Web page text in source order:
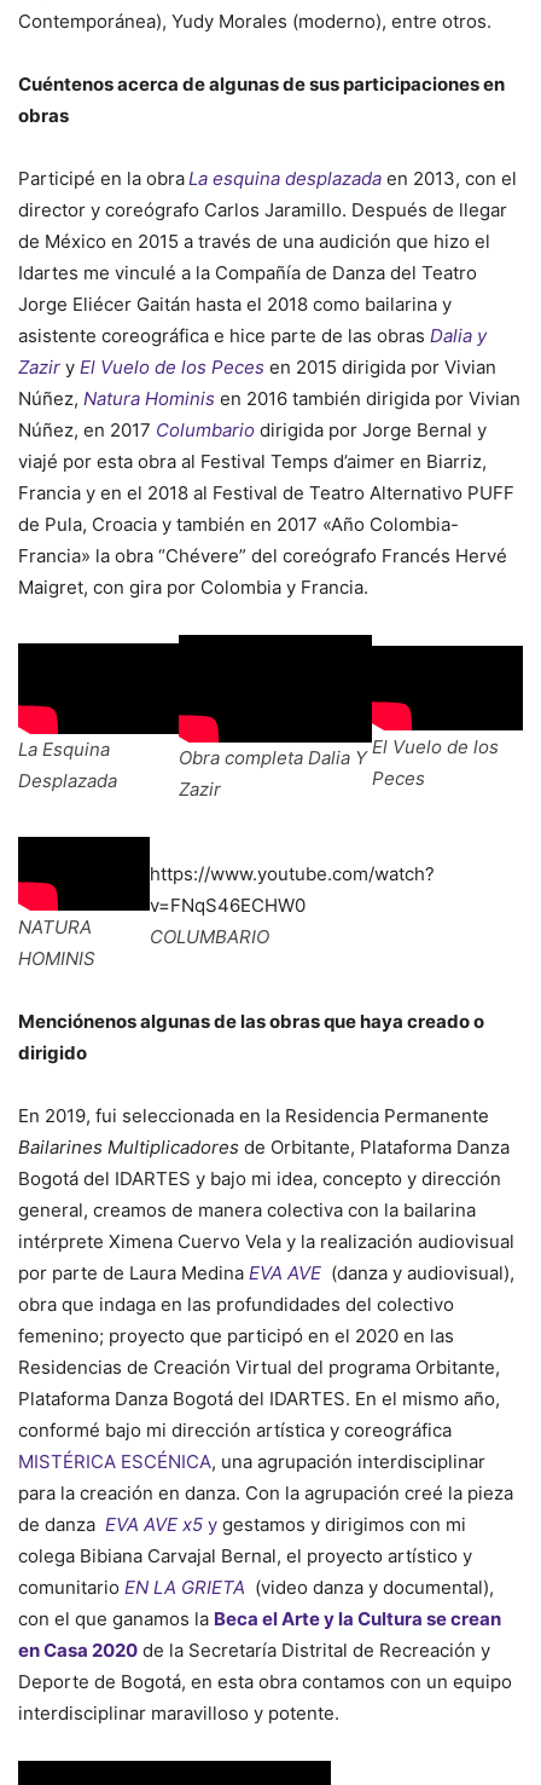
Contemporánea), Yudy Morales (moderno), entre otros.
Cuéntenos acerca de algunas de sus participaciones en
obras
Participé en la obraLa esquina desplazada en 2013, con el
director y coreógrafo Carlos Jaramillo. Después de llegar
de México en 2015 a través de una audición que hizo el
Idartes me vinculé a la Compañía de Danza del Teatro
Jorge Eliécer Gaitán hasta el 2018 como bailarina y
asistente coreográfica e hice parte de las obras Dalia y
Zazir y El Vuelo de los Peces en 2015 dirigida por Vivian
Núñez, Natura Hominis en 2016 también dirigida por Vivian
Núñez, en 2017 Columbario dirigida por Jorge Bernal y
viajé por esta obra al Festival Temps d’aimer en Biarriz,
Francia y en el 2018 al Festival de Teatro Alternativo PUFF
de Pula, Croacia y también en 2017 «Año Colombia-
Francia» la obra “Chévere” del coreógrafo Francés Hervé
Maigret, con gira por Colombia y Francia.
La Esquina
Desplazada
Obra completa Dalia Y
Zazir
El Vuelo de los
Peces
NATURA
HOMINIS
https://www.youtube.com/watch?
v=FNqS46ECHW0
COLUMBARIO
Menciónenos algunas de las obras que haya creado o
dirigido
En 2019, fui seleccionada en la Residencia Permanente
Bailarines Multiplicadores de Orbitante, Plataforma Danza
Bogotá del IDARTES y bajo mi idea, concepto y dirección
general, creamos de manera colectiva con la bailarina
intérprete Ximena Cuervo Vela y la realización audiovisual
por parte de Laura Medina EVA AVE (danza y audiovisual),
obra que indaga en las profundidades del colectivo
femenino; proyecto que participó en el 2020 en las
Residencias de Creación Virtual del programa Orbitante,
Plataforma Danza Bogotá del IDARTES. En el mismo año,
conformé bajo mi dirección artística y coreográfica
MISTÉRICA ESCÉNICA, una agrupación interdisciplinar
para la creación en danza. Con la agrupación creé la pieza
de danza EVA AVE x5 y gestamos y dirigimos con mi
colega Bibiana Carvajal Bernal, el proyecto artístico y
comunitario EN LA GRIETA (video danza y documental),
con el que ganamos la Beca el Arte y la Cultura se crean
en Casa 2020 de la Secretaría Distrital de Recreación y
Deporte de Bogotá, en esta obra contamos con un equipo
interdisciplinar maravilloso y potente.